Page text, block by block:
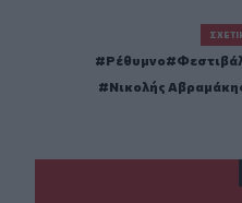
Ρέθυμνο
Νικολής